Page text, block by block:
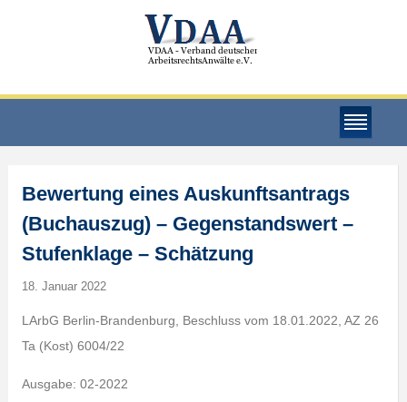
Bewertung eines Auskunftsantrags
(Buchauszug) – Gegenstandswert –
Stufenklage – Schätzung
18. Januar 2022
LArbG Berlin-Brandenburg, Beschluss vom 18.01.2022, AZ 26
Ta (Kost) 6004/22
Ausgabe: 02-2022